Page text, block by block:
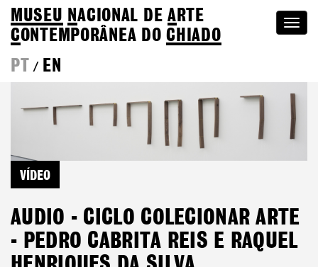
MUSEU NACIONAL DEA RTE
CONTEMPORÂNEA DOCHIADO
PT
/ EN
VÍDEO
AUDIO - CICLO COLECIONAR ARTE
- PEDRO CABRITA REIS E RAQUEL